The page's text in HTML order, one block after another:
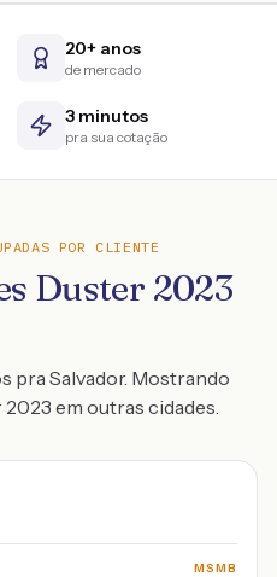
20+ anos
de mercado
3 minutos
pra sua cotação
POR CLIENTE
Duster 2023
pra Salvador. Mostrando
em outras cidades.
MSMB